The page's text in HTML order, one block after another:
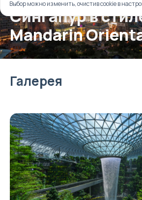
Сингапур в
Mandarin
Галерея
Выбор можно изменить, очистив cookie в